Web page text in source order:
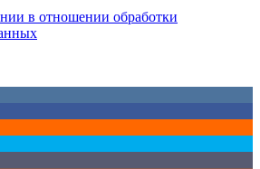
УХЛ1 по ГОСТ
в отношении обработки